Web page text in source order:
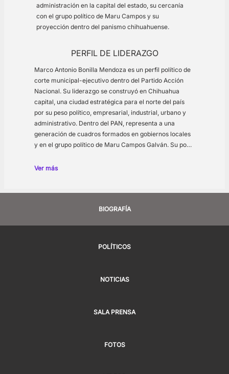
administración en la capital del estado, su cercanía
con el grupo político de Maru Campos y su
proyección dentro del panismo chihuahuense.
PERFIL DE LIDERAZGO
Marco Antonio Bonilla Mendoza es un perfil político de
corte municipal-ejecutivo dentro del Partido Acción
Nacional. Su liderazgo se construyó en Chihuahua
capital, una ciudad estratégica para el norte del país
por su peso político, empresarial, industrial, urbano y
administrativo. Dentro del PAN, representa a una
generación de cuadros formados en gobiernos locales
y en el grupo político de Maru Campos Galván. Su po…
Ver más
BIOGRAFÍA
POLÍTICOS
NOTICIAS
SALA PRENSA
FOTOS